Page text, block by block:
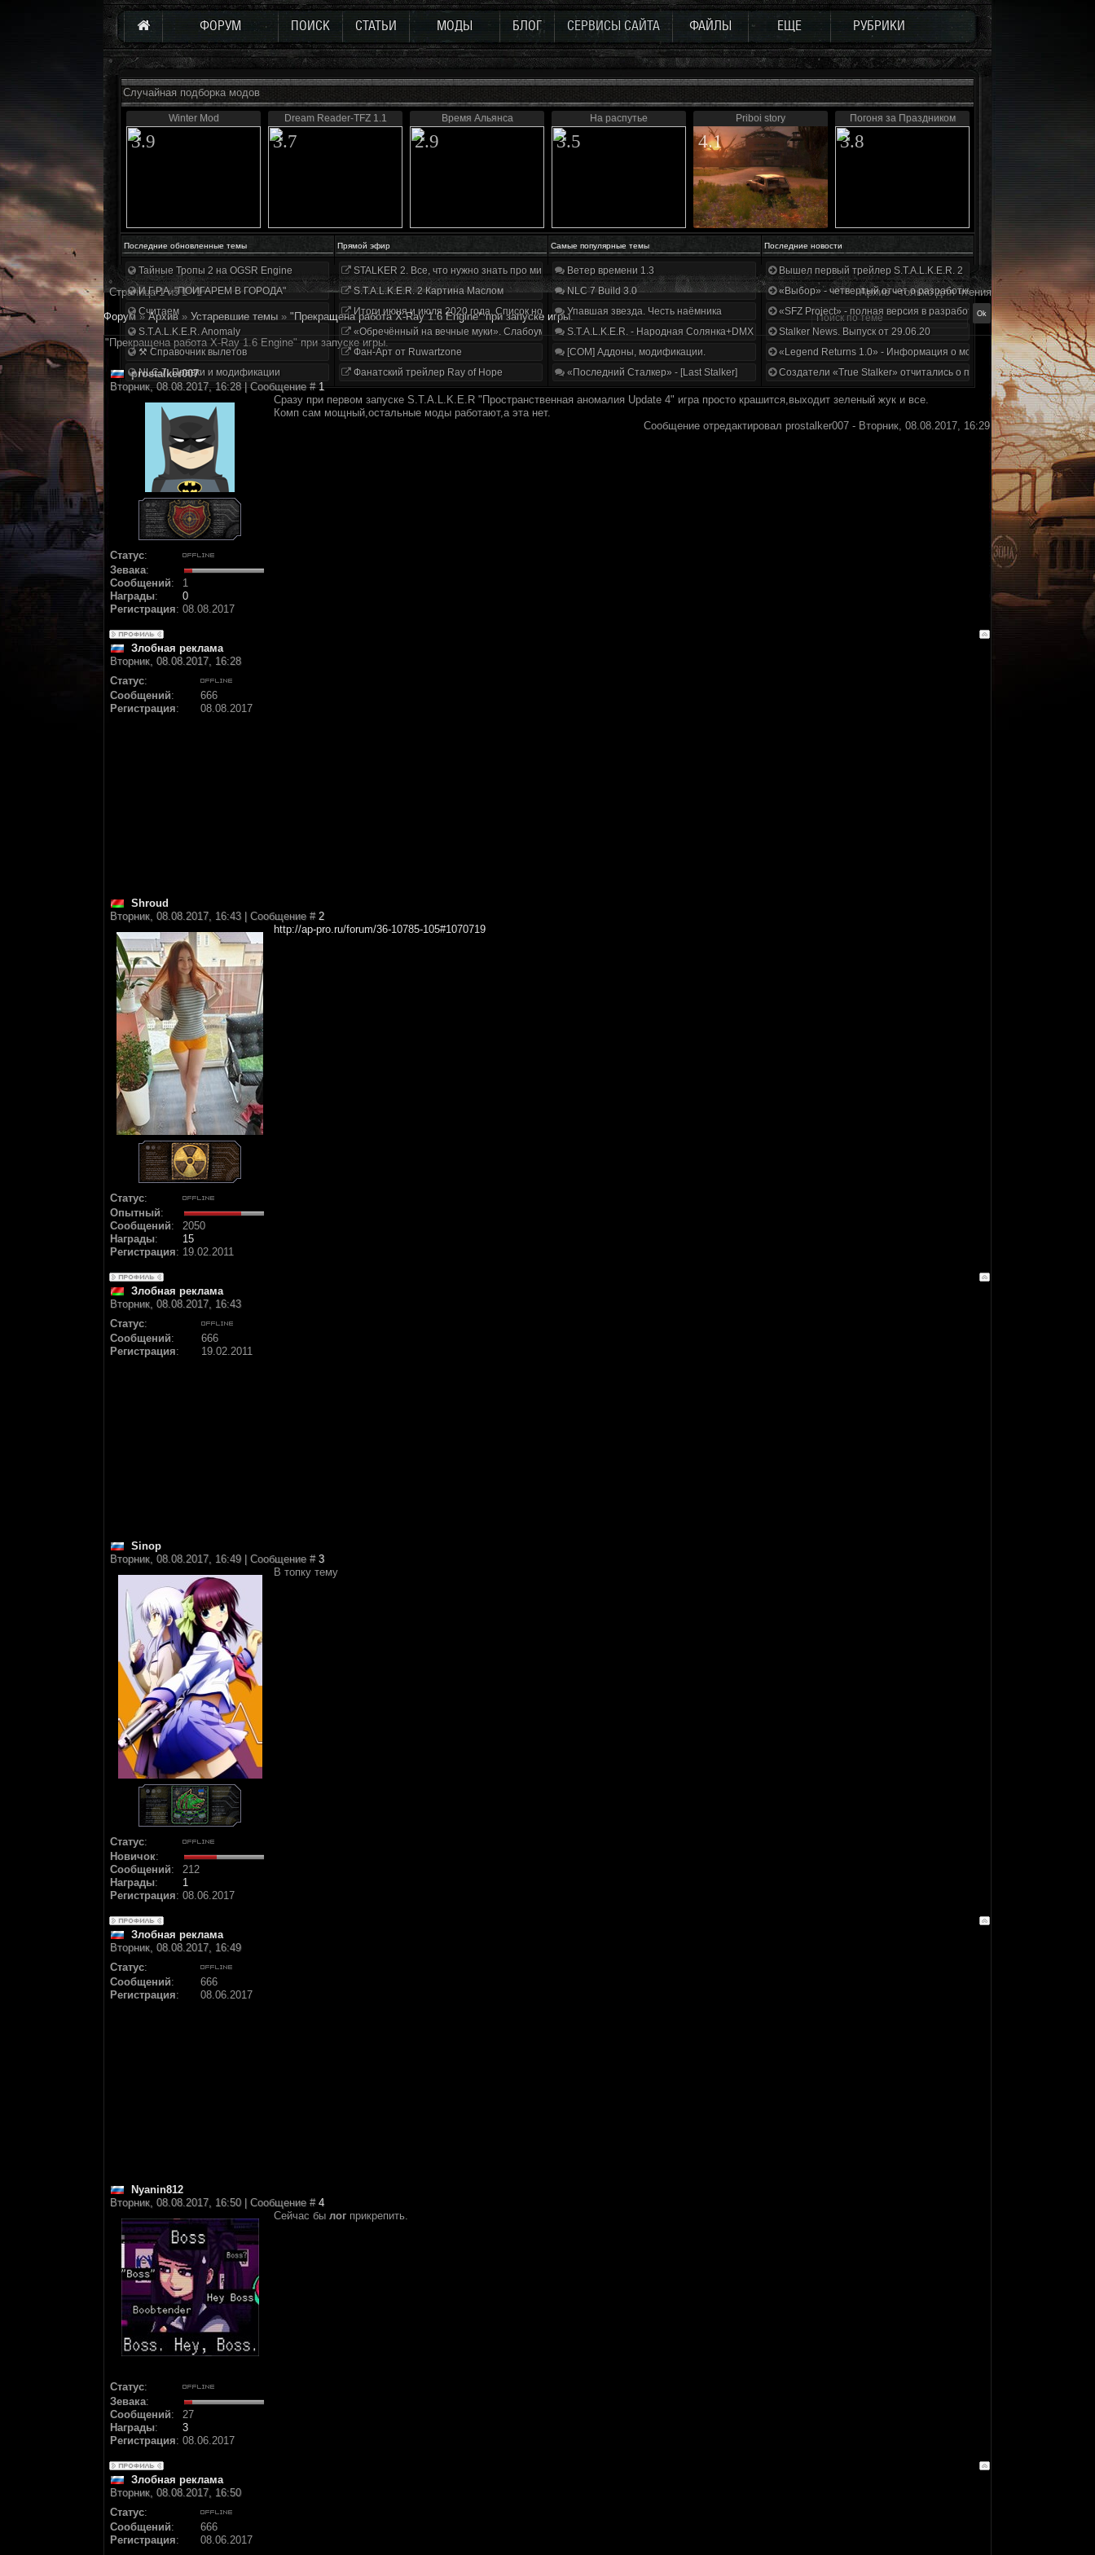
ФОРУМ ПОИСК СТАТЬИ МОДЫ БЛОГ СЕРВИСЫ САЙТА ФАЙЛЫ ЕЩЕ РУБРИКИ
Случайная подборка модов
Winter Mod
3.9
Dream Reader-TFZ 1.1
3.7
Время Альянса
2.9
На распутье
3.5
Priboi story
4.1
Погоня за Праздником
3.8
Последние обновленные темы Прямой эфир Самые популярные темы Последние новости
Тайные Тропы 2 на OGSR Engine
И.Г.Р.А. "ПОИГАРЕМ В ГОРОДА"
Считаем
S.T.A.L.K.E.R. Anomaly
⚒ Справочник вылетов
NLC 7. Правки и модификации
STALKER 2. Все, что нужно знать про мир, геймплей и сюжет | Разбор трейлера
S.T.A.L.K.E.R. 2 Картина Маслом
Итоги июня и июля 2020 года. Список нововведений
«Обречённый на вечные муки». Слабоумие и отвага
Фан-Арт от Ruwartzone
Фанатский трейлер Ray of Hope
Ветер времени 1.3
NLC 7 Build 3.0
Упавшая звезда. Честь наёмника
S.T.A.L.K.E.R. - Народная Солянка+DMX 1.3.5.ООП.МА.К.
[COM] Аддоны, модификации.
«Последний Сталкер» - [Last Stalker]
Вышел первый трейлер S.T.A.L.K.E.R. 2
«Выбор» - четвертый отчет о разработке!
«SFZ Project» - полная версия в разработке!
Stalker News. Выпуск от 29.06.20
«Legend Returns 1.0» - Информация о моде за июнь 2020
Создатели «True Stalker» отчитались о проделанной работе
Страница1из1 1
Архив - только для чтения
Форум » Архив » Устаревшие темы » "Прекращена работа X-Ray 1.6 Engine" при запуске игры.
"Прекращена работа X-Ray 1.6 Engine" при запуске игры.
prostalker007
Вторник, 08.08.2017, 16:28 | Сообщение #1
Статус:
Зевака:
Сообщений:
1
Награды:
0
Регистрация: 08.08.2017
Сразу при первом запуске S.T.A.L.K.E.R "Пространственная аномалия Update 4" игра просто крашится,выходит зеленый жук и все.
Комп сам мощный,остальные моды работают,а эта нет.
Сообщение отредактировал prostalker007 - Вторник, 08.08.2017, 16:29
Злобная реклама
Вторник, 08.08.2017, 16:28
Статус:
Сообщений:
666
Регистрация: 08.08.2017
Shroud
Вторник, 08.08.2017, 16:43 | Сообщение # 2
Статус:
Опытный:
Сообщений:
2050
Награды:
15
Регистрация: 19.02.2011
http://ap-pro.ru/forum/36-10785-105#1070719
Злобная реклама
Вторник, 08.08.2017, 16:43
Статус:
Сообщений:
666
Регистрация: 19.02.2011
Sinop
Вторник, 08.08.2017, 16:49 | Сообщение # 3
Статус:
Новичок:
Сообщений:
212
Награды:
1
Регистрация: 08.06.2017
В топку тему
Злобная реклама
Вторник, 08.08.2017, 16:49
Статус:
Сообщений:
666
Регистрация: 08.06.2017
Nyanin812
Вторник, 08.08.2017, 16:50 | Сообщение # 4
Статус:
Зевака:
Сообщений:
27
Награды:
3
Регистрация: 08.06.2017
Сейчас бы лог прикрепить.
Злобная реклама
Вторник, 08.08.2017, 16:50
Статус:
Сообщений:
666
Регистрация: 08.06.2017